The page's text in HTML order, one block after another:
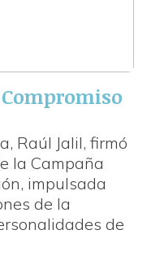
Raúl Jalil, firmó
la Campaña
impulsada
de la
de